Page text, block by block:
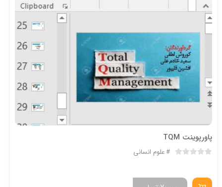
پاورپوینت TQM
علوم انسانی